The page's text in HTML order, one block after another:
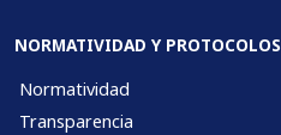
NORMATIVIDAD Y PROTOCOLOS
Normatividad
Transparencia